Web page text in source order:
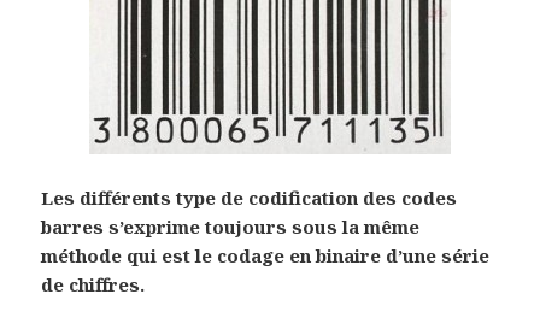
Les différents type de codification des codes
barres s’exprime toujours sous la même
méthode qui est le codage en binaire d’une série
de chiffres.